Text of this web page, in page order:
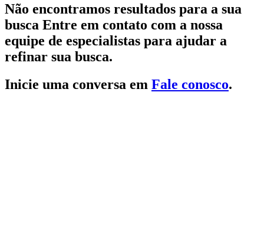
Não encontramos resultados para a sua
busca Entre em contato com a nossa
equipe de especialistas para ajudar a
refinar sua busca.
Inicie uma conversa em Fale conosco.